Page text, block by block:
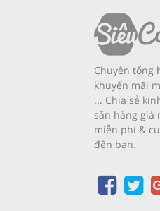
Chuyên tổng
khuyến mãi
... Chia sẻ
săn hàng giá
miễn phí &
đến bạn.